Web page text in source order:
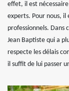
effet, il est
experts. Pour nous, il
professionnels. Dans
Jean Baptiste qui a
respecte les délais
il suffit de lui passer